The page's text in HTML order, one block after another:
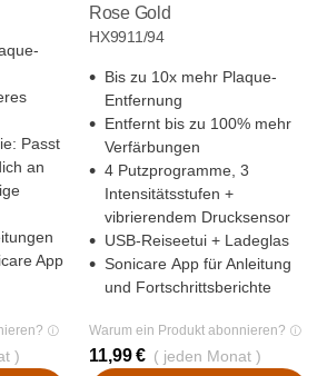
Passt
an
App
)
Rose Gold
HX9911/94
Bis zu 10x mehr Plaque-
Entfernung
Entfernt bis zu 100% mehr
Verfärbungen
4 Putzprogramme, 3
Intensitätsstufen +
vibrierendem Drucksensor
USB-Reiseetui + Ladeglas
Sonicare App für Anleitung
und Fortschrittsberichte
Warum ein Produkt abonnieren?
11,99 € ( jeden Monat )